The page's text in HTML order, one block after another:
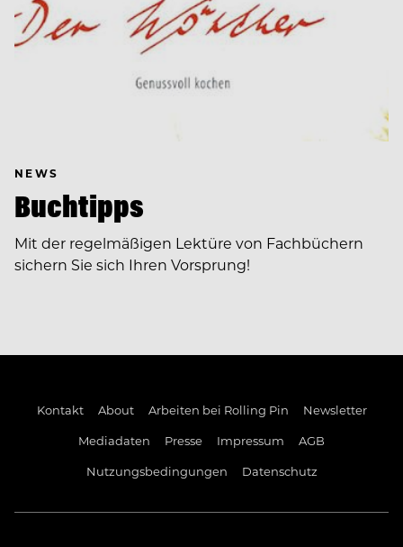
NEWS
Buchtipps
Mit der regelmäßigen Lektüre von Fachbüchern
sichern Sie sich Ihren Vorsprung!
Kontakt About Arbeiten bei Rolling Pin
Newsletter
Mediadaten
Presse Impressum
AGB
Nutzungsbedingungen
Datenschutz